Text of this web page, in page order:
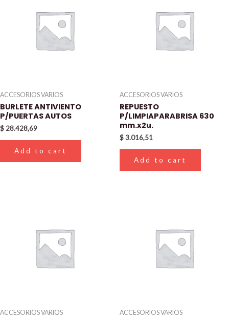
ACCESORIOS VARIOS
BURLETE ANTIVIENTO
P/PUERTAS AUTOS
$ 28.428,69
Add to cart
ACCESORIOS VARIOS
REPUESTO
P/LIMPIAPARABRISA 630
mm.x2u.
$3.016,51
Add to cart
ACCESORIOS VARIOS ACCESORIOS VARIOS